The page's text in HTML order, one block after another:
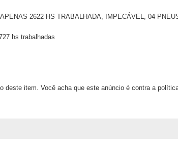
2622 HS TRABALHADA, IMPECÁVEL, 04
hs trabalhadas
deste item. Você acha que este anúncio é contra a